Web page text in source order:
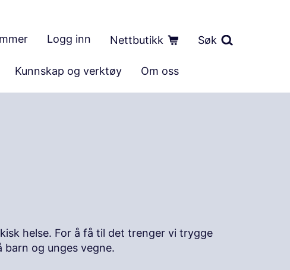
Logg inn Nettbutikk Søk
Kunnskap og verktøy Om oss
helse. For å få til det trenger vi trygge
og unges vegne.